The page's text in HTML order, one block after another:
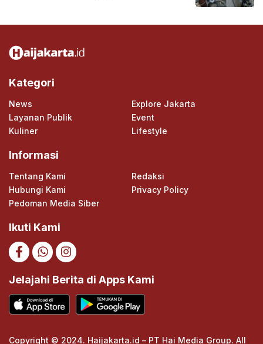
Kategori
News
Explore Jakarta
Layanan Publik
Event
Kuliner
Lifestyle
Informasi
Tentang Kami
Redaksi
Hubungi Kami
Privacy Policy
Pedoman Media Siber
Ikuti Kami
Jelajahi Berita di Apps Kami
Copyright © 2024. Haijakarta.id – PT Hai Media Group. All